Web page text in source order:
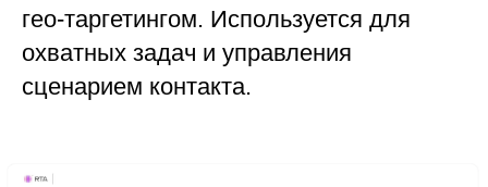
гео-таргетингом. Используется для
охватных задач и управления
сценарием контакта.